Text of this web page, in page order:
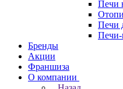
Печи
Печи
Бренды
Акции
Франшиза
О компании